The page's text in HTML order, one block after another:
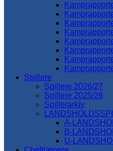
Spillere
Spillere 2026/27
Spillere 2025/26
Spillerarkiv
A-
B-
U-